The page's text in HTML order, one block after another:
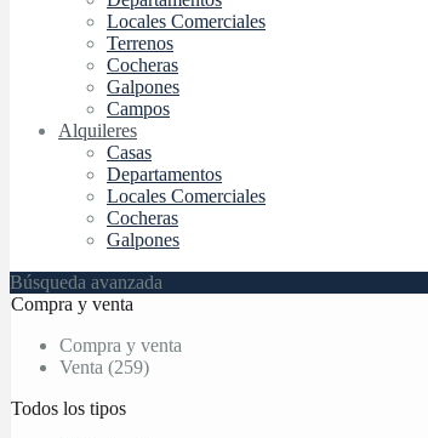
Locales Comerciales
Terrenos
Cocheras
Galpones
Campos
Alquileres
Casas
Departamentos
Locales Comerciales
Cocheras
Galpones
Búsqueda avanzada
Compra y venta
Compra y venta
Venta (259)
Todos los tipos